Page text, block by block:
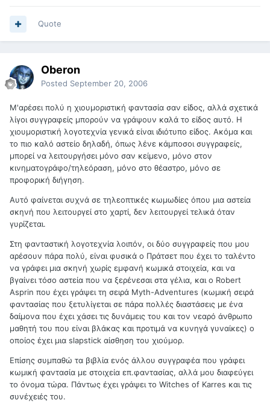
Quote
Oberon
Posted September 20, 2006
Μ'αρέσει πολύ η χιουμοριστική φαντασία σαν είδος, αλλά σχετικά
λίγοι συγγραφείς μπορούν να γράψουν καλά το είδος αυτό. Η
χιουμοριστική λογοτεχνία γενικά είναι ιδιότυπο είδος. Ακόμα και
το πιο καλό αστείο δηλαδή, όπως λένε κάμποσοι συγγραφείς,
μπορεί να λειτουργήσει μόνο σαν κείμενο, μόνο στον
κινηματογράφο/τηλεόραση, μόνο στο θέαστρο, μόνο σε
προφορική διήγηση.
Αυτό φαίνεται συχνά σε τηλεοπτικές κωμωδίες όπου μια αστεία
σκηνή που λειτουργεί στο χαρτί, δεν λειτουργεί τελικά όταν
γυρίζεται.
Στη φανταστική λογοτεχνία λοιπόν, οι δύο συγγραφείς που μου
αρέσουν πάρα πολύ, είναι φυσικά ο Πράτσετ που έχει το ταλέντο
να γράφει μια σκηνή χωρίς εμφανή κωμικά στοιχεία, και να
βγαίνει τόσο αστεία που να ξερένεσαι στα γέλια, και ο Robert
Asprin που έχει γράψει τη σειρά Myth-Adventures (κωμική σειρά
φαντασίας που ξετυλίγεται σε πάρα πολλές διαστάσεις με ένα
δαίμονα που έχει χάσει τις δυνάμεις του και τον νεαρό άνθρωπο
μαθητή του που είναι βλάκας και προτιμά να κυνηγά γυναίκες) ο
οποίος έχει μια slapstick αίσθηση του χιούμορ.
Επίσης συμπαθώ τα βιβλία ενός άλλου συγγραφέα που γράφει
κωμική φαντασία με στοιχεία επ.φαντασίας, αλλά μου διαφεύγει
το όνομα τώρα. Πάντως έχει γράψει το Witches of Karres και τις
συνέχειές του.